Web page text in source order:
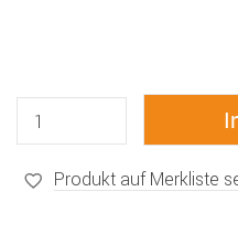
Produkt auf Merkliste